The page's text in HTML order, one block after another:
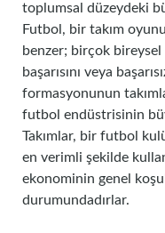
toplumsal düzeydeki
Futbol, bir takım
benzer; birçok bireysel
başarısını veya
formasyonunun
futbol endüstrisinin
Takımlar, bir futbol
en verimli şekilde
ekonominin genel
durumundadırlar.